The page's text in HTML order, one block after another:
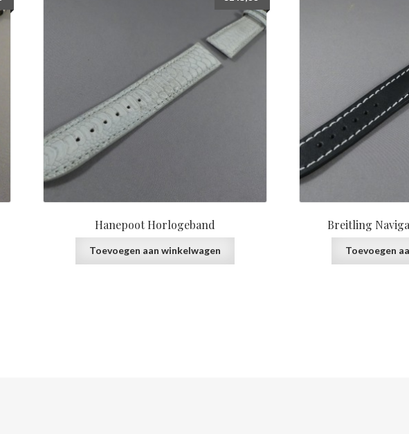
Hanepoot Horlogeband
Toevoegen aan winkelwagen
Breitling
Toevoegen